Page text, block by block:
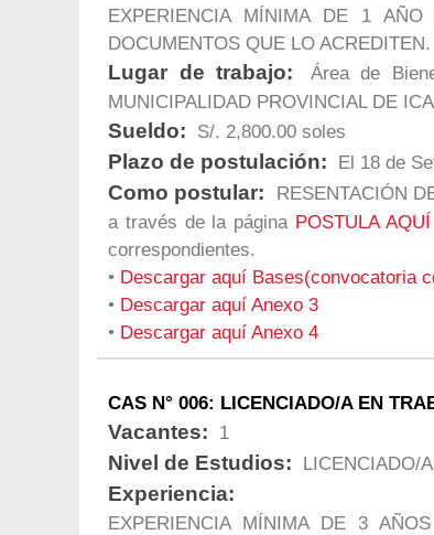
EXPERIENCIA MÍNIMA DE 1 AÑO
DOCUMENTOS QUE LO ACREDITEN.
Lugar de trabajo:
Área de
MUNICIPALIDAD PROVINCIAL DE
Sueldo: S/. 2,800.00 soles
Plazo de postulación: El 18 de
Como postular:
RESENTACIÓN
a través de la página POSTULA AQUÍ
correspondientes.
• Descargar aquí Bases(convocatoria
• Descargar aquí Anexo 3
• Descargar aquí Anexo 4
CAS N° 006: LICENCIADO/A EN
Vacantes: 1
Nivel de Estudios: LICENCIADO/
Experiencia:
EXPERIENCIA MÍNIMA DE 3